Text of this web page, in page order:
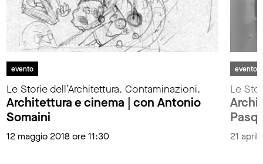
evento
Le Storie dell’Architettura. Contaminazioni.
Architettura e cinema | con Antonio
Somaini
12 maggio 2018 ore 11:30
evento
Le
21